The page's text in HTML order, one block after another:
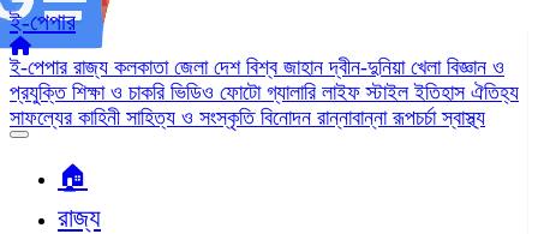
ই-পেপার
ই-পেপার রাজ্য কলকাতা জেলা দেশ বিশ্ব জাহানদ্বীন-দুনিয়া খেলা বিজ্ঞান ও
প্রযুক্তি শিক্ষা ও চাকরি ভিডিও ফোটো গ্যালারি লাইফ স্টাইলইতিহাস ঐতিহ্য
সাফল্যের কাহিনী সাহিত্য ও সংস্কৃতি বিনোদন রান্নাবান্নারূপচর্চাস্বাস্থ্য
🏠︎
রাজ্য